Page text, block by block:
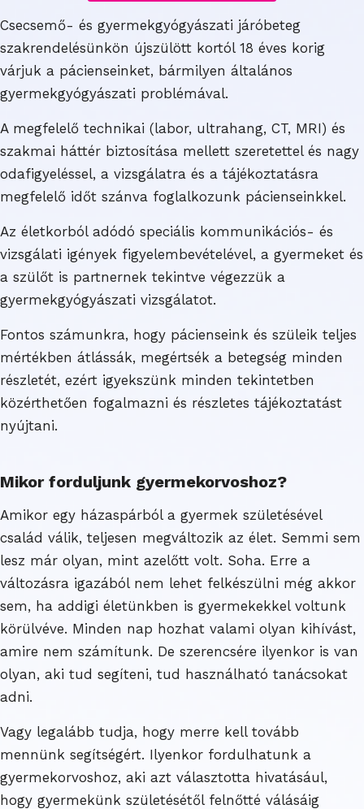
Csecsemő- és gyermekgyógyászati járóbeteg
szakrendelésünkön újszülött kortól 18 éves korig
várjuk a pácienseinket, bármilyen általános
gyermekgyógyászati problémával.
A megfelelő technikai (labor, ultrahang, CT, MRI) és
szakmai háttér biztosítása mellett szeretettel és nagy
odafigyeléssel, a vizsgálatra és a tájékoztatásra
megfelelő időt szánva foglalkozunk pácienseinkkel.
Az életkorból adódó speciális kommunikációs- és
vizsgálati igények figyelembevételével, a gyermeket és
a szülőt is partnernek tekintve végezzük a
gyermekgyógyászati vizsgálatot.
Fontos számunkra, hogy pácienseink és szüleik teljes
mértékben átlássák, megértsék a betegség minden
részletét, ezért igyekszünk minden tekintetben
közérthetően fogalmazni és részletes tájékoztatást
nyújtani.
Mikor forduljunk gyermekorvoshoz?
Amikor egy házaspárból a gyermek születésével
család válik, teljesen megváltozik az élet. Semmi sem
lesz már olyan, mint azelőtt volt. Soha. Erre a
változásra igazából nem lehet felkészülni még akkor
sem, ha addigi életünkben is gyermekekkel voltunk
körülvéve. Minden nap hozhat valami olyan kihívást,
amire nem számítunk. De szerencsére ilyenkor is van
olyan, aki tud segíteni, tud használható tanácsokat
adni.
Vagy legalább tudja, hogy merre kell tovább
mennünk segítségért. Ilyenkor fordulhatunk a
gyermekorvoshoz, aki azt választotta hivatásául,
hogy gyermekünk születésétől felnőtté válásáig